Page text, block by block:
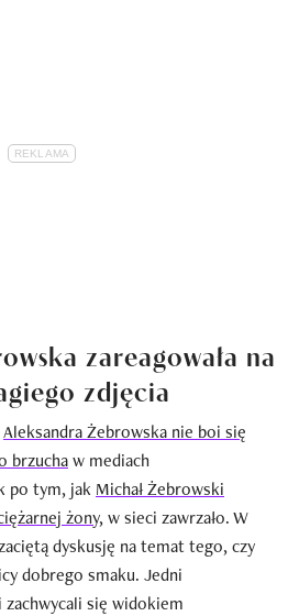
zareagowała na
zdjęcia
Aleksandra Żebrowska nie boi się
brzuchaw mediach
po tym, jak Michał Żebrowski
żony, w sieci zawrzało. W
dyskusję na temat tego, czy
dobrego smaku. Jedni
się widokiem